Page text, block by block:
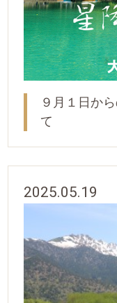
９月１日か
て
2025.05.19